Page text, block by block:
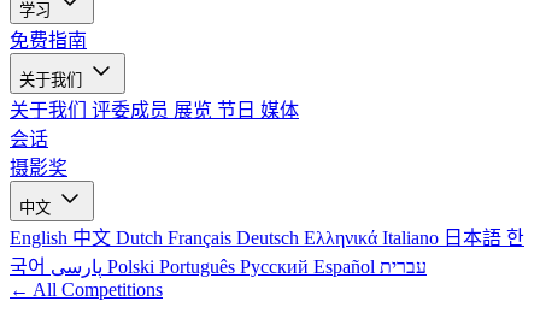
学习
免费指南
关于我们
关于我们 评委成员 展览 节日 媒体
会话
摄影奖
中文
English 中文 Dutch Français Deutsch Ελληνικά Italiano 日本語 한
국어
Polski Português Русский Español עברית
← All Competitions